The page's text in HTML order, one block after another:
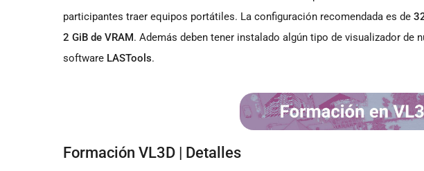
participantes traer equipos portátiles. La configuración recomendada es de
2 GiB de VRAM. Además deben tener instalado algún tipo de visualizador de
software LASTools.
Formación VL3D | Detalles